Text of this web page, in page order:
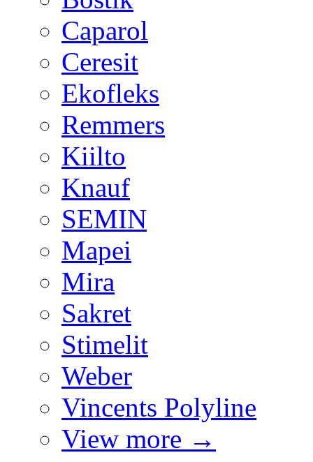
Caparol
Ceresit
Ekofleks
Remmers
Kiilto
Knauf
SEMIN
Mapei
Mira
Sakret
Stimelit
Weber
Vincents Polyline
View more →